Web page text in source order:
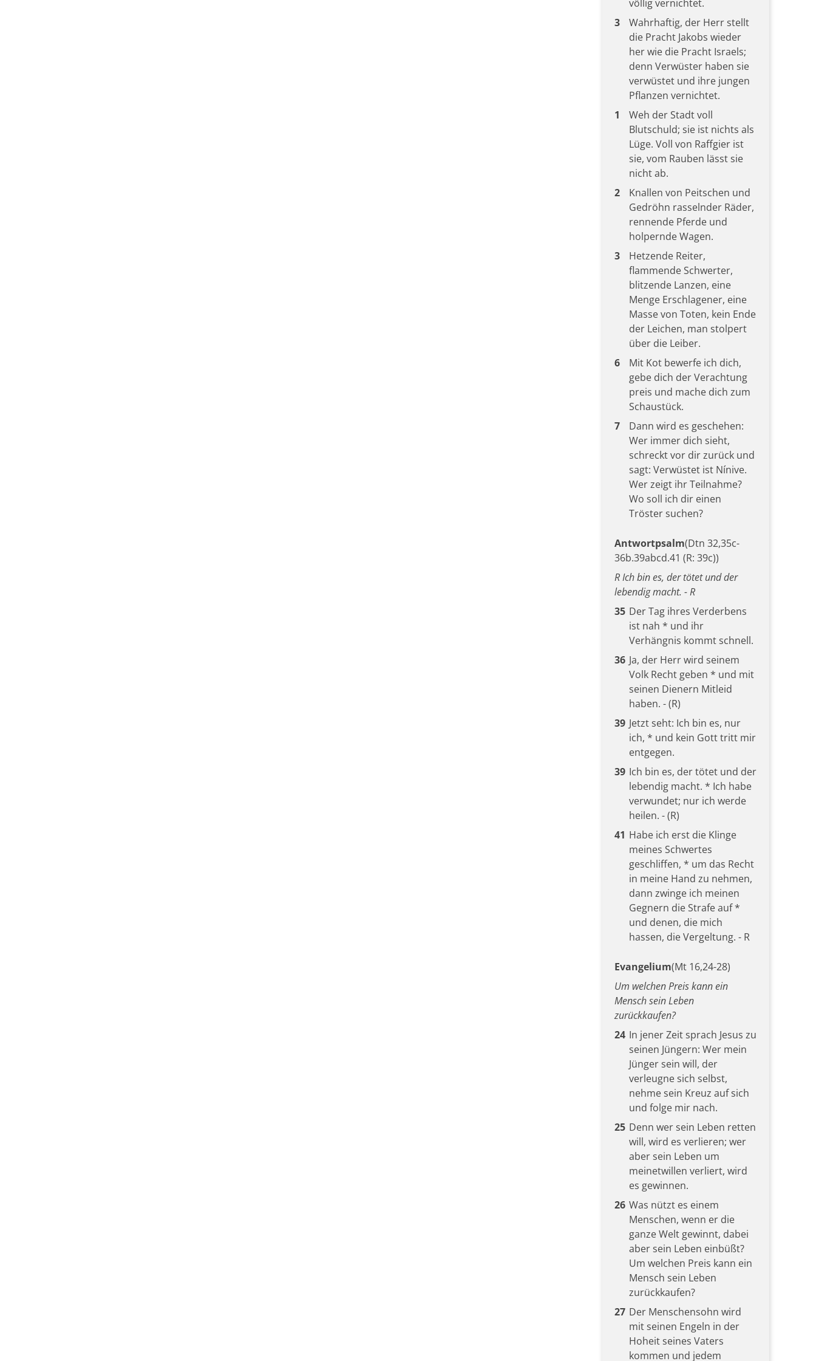
völlig vernichtet.
3
Wahrhaftig, der Herr stellt
die Pracht Jakobs wieder
her wie die Pracht Israels;
denn Verwüster haben sie
verwüstet und ihre jungen
Pflanzen vernichtet.
1
Weh der Stadt voll
Blutschuld; sie ist nichts als
Lüge. Voll von Raffgier ist
sie, vom Rauben lässt sie
nicht ab.
2
Knallen von Peitschen und
Gedröhn rasselnder Räder,
rennende Pferde und
holpernde Wagen.
3
Hetzende Reiter,
flammende Schwerter,
blitzende Lanzen, eine
Menge Erschlagener, eine
Masse von Toten, kein Ende
der Leichen, man stolpert
über die Leiber.
6
Mit Kot bewerfe ich dich,
gebe dich der Verachtung
preis und mache dich zum
Schaustück.
7
Dann wird es geschehen:
Wer immer dich sieht,
schreckt vor dir zurück und
sagt: Verwüstet ist Nínive.
Wer zeigt ihr Teilnahme?
Wo soll ich dir einen
Tröster suchen?
Antwortpsalm(Dtn 32,35c-
36b.39abcd.41 (R: 39c))
R Ich bin es, der tötet und der
lebendig macht. - R
35 Der Tag ihres Verderbens
ist nah * und ihr
Verhängnis kommt schnell.
36 Ja, der Herr wird seinem
Volk Recht geben * und mit
seinen Dienern Mitleid
haben. - (R)
39 Jetzt seht: Ich bin es, nur
ich, * und kein Gott tritt mir
entgegen.
39 Ich bin es, der tötet und der
lebendig macht. * Ich habe
verwundet; nur ich werde
heilen. - (R)
41 Habe ich erst die Klinge
meines Schwertes
geschliffen, * um das Recht
in meine Hand zu nehmen,
dann zwinge ich meinen
Gegnern die Strafe auf *
und denen, die mich
hassen, die Vergeltung. - R
Evangelium(Mt 16,24-28)
Um welchen Preis kann ein
Mensch sein Leben
zurückkaufen?
24 In jener Zeit sprach Jesus zu
seinen Jüngern: Wer mein
Jünger sein will, der
verleugne sich selbst,
nehme sein Kreuz auf sich
und folge mir nach.
25 Denn wer sein Leben retten
will, wird es verlieren; wer
aber sein Leben um
meinetwillen verliert, wird
es gewinnen.
26 Was nützt es einem
Menschen, wenn er die
ganze Welt gewinnt, dabei
aber sein Leben einbüßt?
Um welchen Preis kann ein
Mensch sein Leben
zurückkaufen?
27 Der Menschensohn wird
mit seinen Engeln in der
Hoheit seines Vaters
kommen und jedem